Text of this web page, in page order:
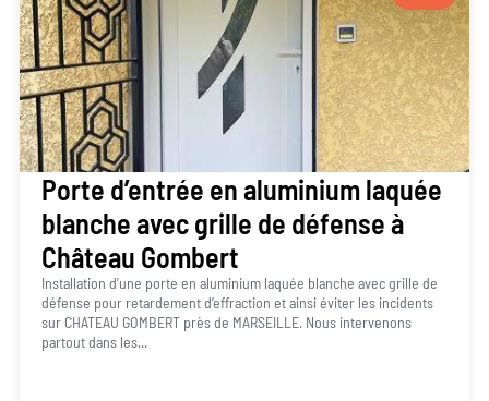
Porte d’entrée en aluminium laquée
blanche avec grille de défense à
Château Gombert
Installation d’une porte en aluminium laquée blanche avec grille de
défense pour retardement d’effraction et ainsi éviter les incidents
sur CHATEAU GOMBERT près de MARSEILLE. Nous intervenons
partout dans les...